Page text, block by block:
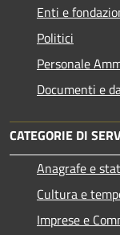
Enti e
Politici
Personale
Documenti e
CATEGORIE DI
Anagrafe e
Cultura e
Imprese e